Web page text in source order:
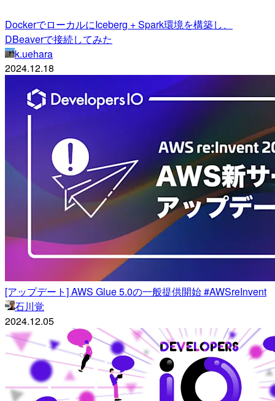
DockerでローカルにIceberg + Spark環境を構築し、
DBeaverで接続してみた
k.uehara
2024.12.18
[アップデート] AWS Glue 5.0の一般提供開始 #AWSreInvent
石川覚
2024.12.05